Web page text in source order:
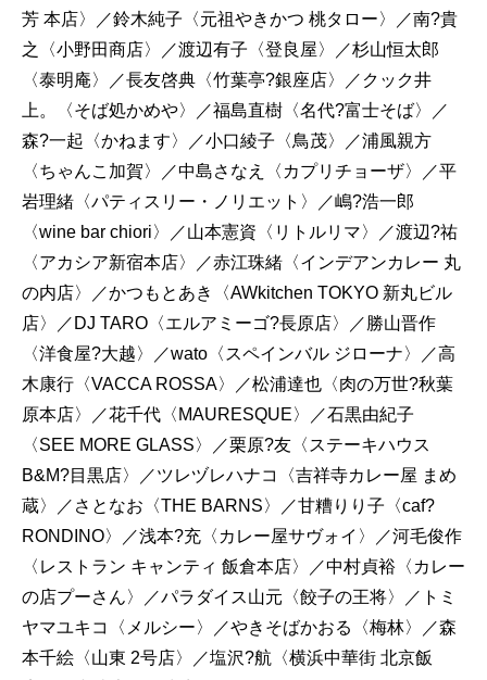
芳 本店〉／鈴木純子〈元祖やきかつ 桃タロー〉／南?貴
之〈小野田商店〉／渡辺有子〈登良屋〉／杉山恒太郎
〈泰明庵〉／長友啓典〈竹葉亭?銀座店〉／クック井
上。〈そば処かめや〉／福島直樹〈名代?富士そば〉／
森?一起〈かねます〉／小口綾子〈鳥茂〉／浦風親方
〈ちゃんこ加賀〉／中島さなえ〈カプリチョーザ〉／平
岩理緒〈パティスリー・ノリエット〉／嶋?浩一郎
〈wine bar chiori〉／山本憲資〈リトルリマ〉／渡辺?祐
〈アカシア新宿本店〉／赤江珠緒〈インデアンカレー 丸
の内店〉／かつもとあき〈AWkitchen TOKYO 新丸ビル
店〉／DJ TARO〈エルアミーゴ?長原店〉／勝山晋作
〈洋食屋?大越〉／wato〈スペインバル ジローナ〉／高
木康行〈VACCA ROSSA〉／松浦達也〈肉の万世?秋葉
原本店〉／花千代〈MAURESQUE〉／石黒由紀子
〈SEE MORE GLASS〉／栗原?友〈ステーキハウス
B&M?目黒店〉／ツレヅレハナコ〈吉祥寺カレー屋 まめ
蔵〉／さとなお〈THE BARNS〉／甘糟りり子〈caf?
RONDINO〉／浅本?充〈カレー屋サヴォイ〉／河毛俊作
〈レストラン キャンティ 飯倉本店〉／中村貞裕〈カレー
の店プーさん〉／パラダイス山元〈餃子の王将〉／トミ
ヤマユキコ〈メルシー〉／やきそばかおる〈梅林〉／森
本千絵〈山東 2号店〉／塩沢?航〈横浜中華街 北京飯